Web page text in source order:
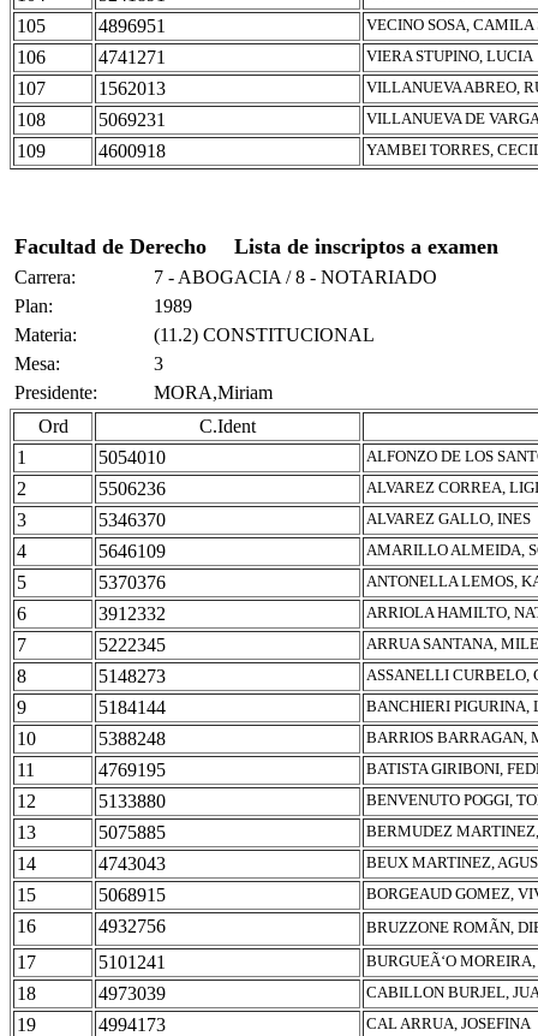
105 4896951 VECINO SOSA, CAMILA
106 4741271 VIERA STUPINO, LUCIA
107 1562013 VILLANUEVA ABREO,
108 5069231 VILLANUEVA DE
109 4600918 YAMBEI TORRES,
Facultad de Derecho Lista de inscriptos a examen
Carrera:
7 - ABOGACIA / 8 - NOTARIADO
Plan:
1989
Materia:
(11.2) CONSTITUCIONAL
Mesa:
3
Presidente:
MORA,Miriam
Ord
C.Ident
1
5054010 ALFONZO DE LOS
2 5506236 ALVAREZ CORREA,
3 5346370 ALVAREZ GALLO, INES
4 5646109 AMARILLO ALMEIDA,
5 5370376 ANTONELLA LEMOS,
6 3912332 ARRIOLA HAMILTO,
7 5222345 ARRUA SANTANA,
8 5148273 ASSANELLI CURBELO,
9 5184144 BANCHIERI PIGURINA,
10 5388248 BARRIOS BARRAGAN,
11 4769195 BATISTA GIRIBONI,
12 5133880 BENVENUTO POGGI,
13 5075885 BERMUDEZ
14 4743043 BEUX MARTINEZ,
15 5068915 BORGEAUD GOMEZ,
16 4932756 BRUZZONE ROMÃN,
17 5101241 BURGUEÃ‘O
18 4973039 CABILLON BURJEL,
19 4994173 CAL ARRUA, JOSEFINA